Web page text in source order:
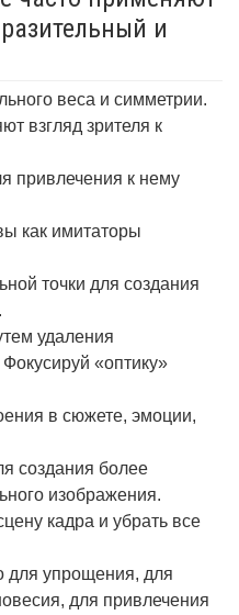
и
веса и симметрии.
взгляд зрителя к
привлечения к нему
как имитаторы
точки для создания
удаления
«оптику»
в сюжете, эмоции,
создания более
изображения.
кадра и убрать все
для упрощения, для
для привлечения